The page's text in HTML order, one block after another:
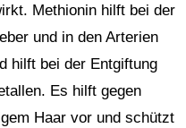
Methionin hilft bei der
und in den Arterien
hilft bei der Entgiftung
Es hilft gegen
Haar vor und schützt